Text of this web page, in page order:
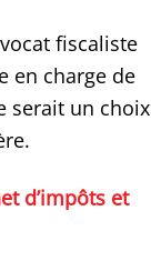
fiscaliste
en charge de
serait un choix
d’impôts et